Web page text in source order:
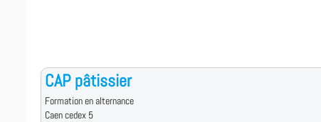
CAP pâtissier
Formation en alternance
Caen cedex 5